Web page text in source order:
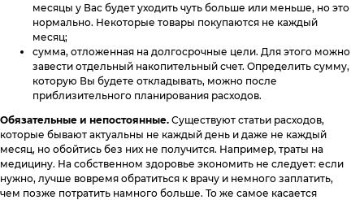
месяцы у Вас будет уходить чуть больше или меньше, но это
нормально. Некоторые товары покупаются не каждый
месяц;
сумма, отложенная на долгосрочные цели. Для этого можно
завести отдельный накопительный счет. Определить сумму,
которую Вы будете откладывать, можно после
приблизительного планирования расходов.
Обязательные и непостоянные. Существуют статьи расходов,
которые бывают актуальны не каждый день и даже не каждый
месяц, но обойтись без них не получится. Например, траты на
медицину. На собственном здоровье экономить не следует: если
нужно, лучше вовремя обратиться к врачу и немного заплатить,
чем позже потратить намного больше. То же самое касается